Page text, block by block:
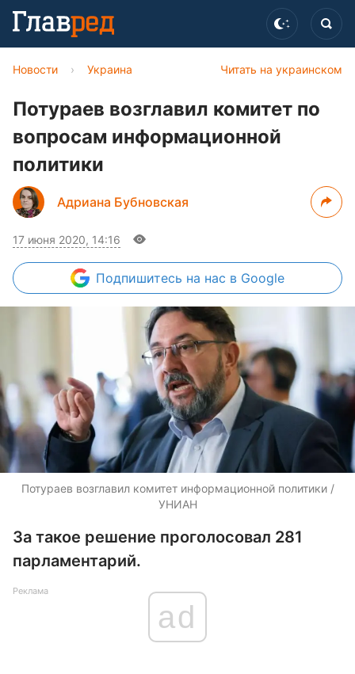
Читать на украинском
Новости › Украина
Потураев возглавил комитет по
вопросам информационной
политики
Адриана Бубновская
17 июня 2020, 14:16
Подпишитесь на нас в Google
Потураев возглавил комитет информационной политики /
УНИАН
За такое решение проголосовал 281
парламентарий.
Реклама
ad